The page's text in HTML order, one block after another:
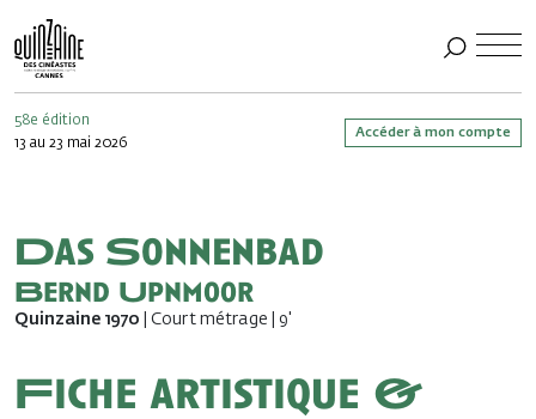
58e édition
13 au 23 mai 2026
Accéder à mon compte
Das Sonnenbad
Bernd Upnmoor
Quinzaine 1970 | Court métrage | 9'
Fiche artistique &